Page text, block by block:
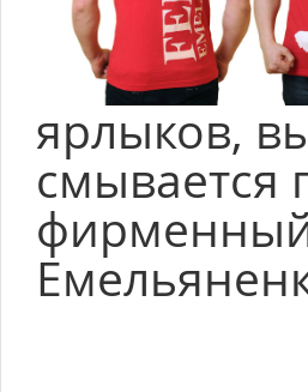
ярлыков,
смывается